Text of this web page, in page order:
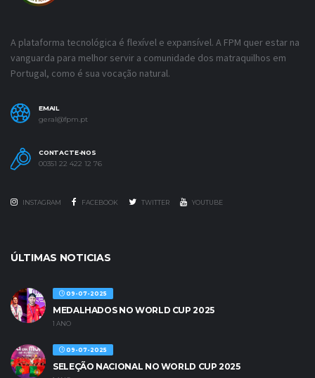
A plataforma tecnológica é flexível e expansível. A FPM quer estar na
vanguarda para melhor servir a comunidade dos matraquilhos em
Portugal, como é sua vocação natural.
EMAIL
geral@fpm.pt
CONTACTE-NOS
00351 22 422 12 76
INSTAGRAM FACEBOOK TWITTER YOUTUBE
ÚLTIMAS NOTICIAS
09-07-2025
MEDALHADOS NO WORLD CUP 2025
1 ANO
09-07-2025
SELEÇÃO NACIONAL NO WORLD CUP 2025